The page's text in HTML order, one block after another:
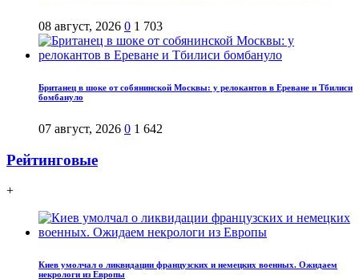
08 август, 2026 0 1 703
Британец в шоке от собянинской Москвы: у релокантов в Ереване и Тбилиси
бомбануло
07 август, 2026 0 1 642
Рейтинговые
+
Киев умолчал о ликвидации французских и немецких военных. Ожидаем
некрологи из Европы